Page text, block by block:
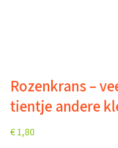
Rozenkrans –
tientje andere
€1,80